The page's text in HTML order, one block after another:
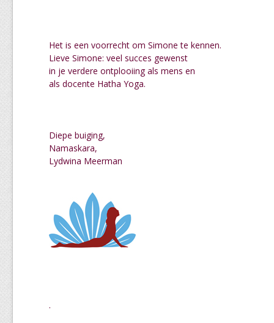
Het is een voorrecht om Simone te kennen.
Lieve Simone: veel succes gewenst
in je verdere ontplooiing als mens en
als docente Hatha Yoga.
Diepe buiging,
Namaskara,
Lydwina Meerman
.